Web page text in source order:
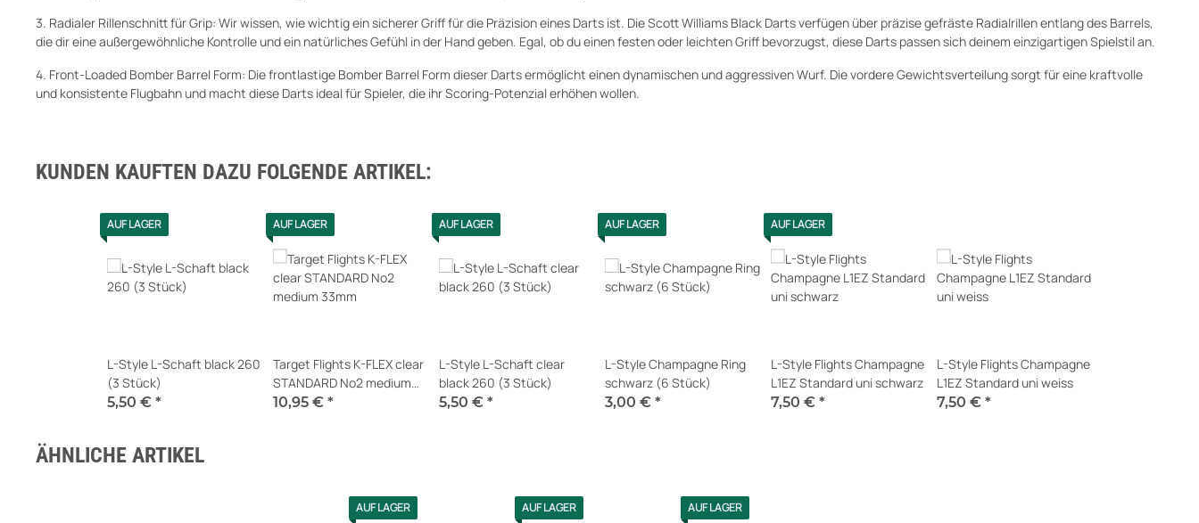
3. Radialer Rillenschnitt für Grip: Wir wissen, wie wichtig ein sicherer Griff für die Präzision eines Darts ist. Die Scott Williams Black Darts verfügen über präzise gefräste Radialrillen entlang des Barrels,
die dir eine außergewöhnliche Kontrolle und ein natürliches Gefühl in der Hand geben. Egal, ob du einen festen oder leichten Griff bevorzugst, diese Darts passen sich deinem einzigartigen Spielstil an.
4. Front-Loaded Bomber Barrel Form: Die frontlastige Bomber Barrel Form dieser Darts ermöglicht einen dynamischen und aggressiven Wurf. Die vordere Gewichtsverteilung sorgt für eine kraftvolle
und konsistente Flugbahn und macht diese Darts ideal für Spieler, die ihr Scoring-Potenzial erhöhen wollen.
KUNDEN KAUFTEN DAZU FOLGENDE ARTIKEL:
AUF LAGER
L-Style L-Schaft black 260
(3 Stück)
5,50 € *
AUF LAGER
Target Flights K-FLEX clear
STANDARD No2 medium
33mm
10,95 € *
AUF LAGER
L-Style L-Schaft clear
black 260 (3 Stück)
5,50 € *
AUF LAGER
L-Style Champagne Ring
schwarz (6 Stück)
3,00 € *
AUF LAGER
L-Style Flights Champagne
L1EZ Standard uni schwarz
7,50 € *
L-Style Flights Champagne
L1EZ Standard uni weiss
7,50 € *
ÄHNLICHE ARTIKEL
AUF LAGER AUF LAGER AUF LAGER